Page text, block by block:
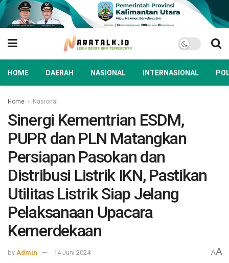
HOME DAERAH NASIONAL INTERNASIONAL
Home Nasional
Sinergi Kementrian ESDM,
PUPR dan PLN Matangkan
Persiapan Pasokan dan
Distribusi Listrik IKN, Pastikan
Utilitas Listrik Siap Jelang
Pelaksanaan Upacara
Kemerdekaan
by Admin 14 Juni 2024 AA